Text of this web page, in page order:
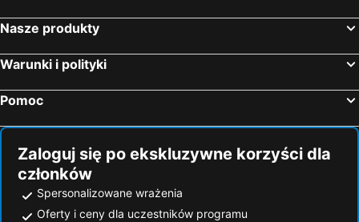
Nasze produkty
Warunki i polityki
Pomoc
Zaloguj się po ekskluzywne korzyści dla
członków
Spersonalizowane wrażenia
Oferty i ceny dla uczestników programu